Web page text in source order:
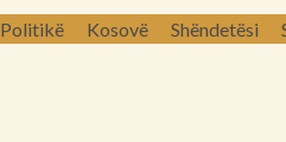
Politikë Kosovë Shëndetësi